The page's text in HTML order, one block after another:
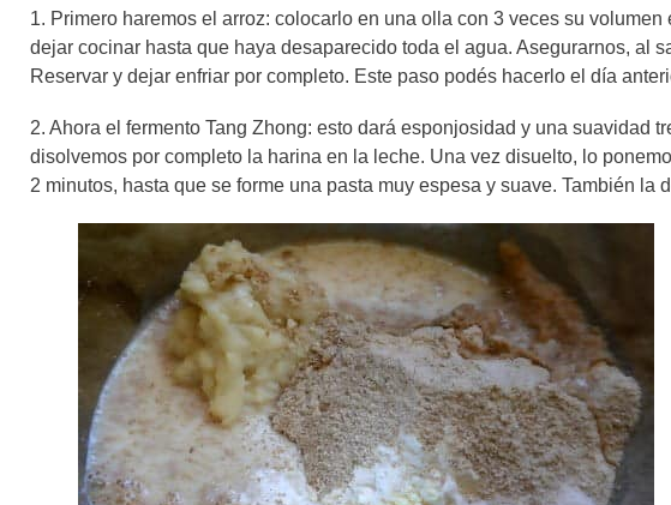
1. Primero haremos el arroz: colocarlo en una olla con 3 veces su
dejar cocinar hasta que haya desaparecido toda el agua. Asegurarnos, al
Reservar y dejar enfriar por completo. Este paso podés hacerlo el día
2. Ahora el fermento Tang Zhong: esto dará esponjosidad y una suavidad
disolvemos por completo la harina en la leche. Una vez disuelto, lo
2 minutos, hasta que se forme una pasta muy espesa y suave. También la